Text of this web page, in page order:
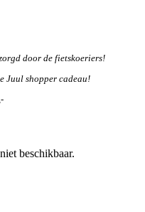
door de fietskoeriers!
Juul shopper cadeau!
beschikbaar.